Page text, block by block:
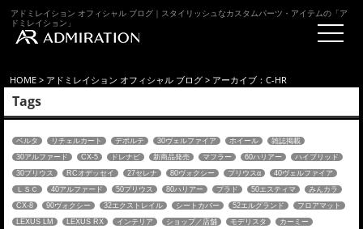
アドミレイション オフィシャル ブログ｜スタイリッシュなカスタムパーツ・アイテムの「ア
ドミレイション」
HOME > アドミレイション オフィシャル ブログ > アーカイブ：C-HR
Tags
ベルタ リチェルカート デポルテ 30ヴェルファイア ホイール
雑誌掲載
30アルファード
CX-5 ドレナビ 新商品発売 マフラー 60ハリアー
ハイブリッド
30プリウス
RCオデッセイ 27セレナ 80ヴォクシー プリウスα
40ヴェルファイア
ＬＳＣ
40アルファード 50プリウス 80ハリアー プラド 50エスティマ
みんカラ
CX-8
90ヴォクシー 32エクストレイル シートカバー 52エルグランド
フロアマット
LEXUS LM
LEXUS RX インテリア ショップ／店舗 モデリスタ
カーミー